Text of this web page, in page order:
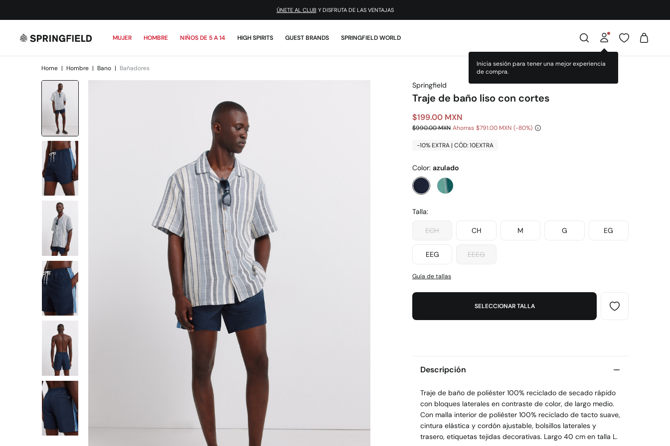
ÚNETE AL CLUB Y DISFRUTA DE LAS VENTAJAS
MUJER HOMBRE NIÑOS DE 5 A 14 HIGH SPIRITS GUEST BRANDS SPRINGFIELD WORLD
Inicia sesión para tener una mejor experiencia
de compra.
Home | Hombre | Bano | Bañadores
Springfield
Traje de baño liso con cortes
$199.00 MXN
$990.00 MXN Ahorras $791.00 MXN 80
-10% EXTRA | CÓD: 10EXTRA
Color: azulado
Talla:
ECH CH M G EG
EEG EEEG
Guía de tallas
SELECCIONAR TALLA
Descripción
Traje de baño de poliéster 100% reciclado de secado rápido
con bloques laterales en contraste de color, de largo medio.
Con malla interior de poliéster 100% reciclado de tacto suave,
cintura elástica y cordón ajustable, bolsillos laterales y
trasero, etiquetas tejidas decorativas. Largo 40 cm en talla L.